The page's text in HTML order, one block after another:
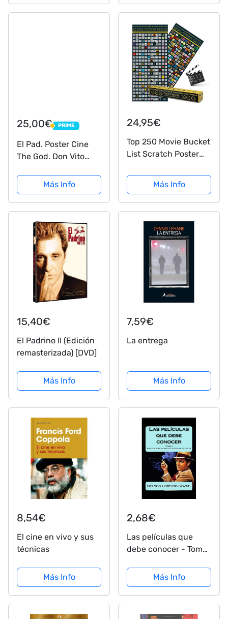
- Juegos de Mesa
Niños 14 años +
25,00€ PRIME
PRIME
El Pad. Poster Cine
The God. Don Vito
Hecho a Mano
Regalos Originales
para Hombre y Mujer
Salon Modernos
Hogar Handmade...
Más Info
24,95€
Top 250 Movie Bucket
List Scratch Poster
de guía de películas
para rascar con las
mejores películas de
todos los tiempos
como un póster...
Más Info
15,40€
El Padrino II (Edición
remasterizada) [DVD]
Más Info
7,59€
La entrega
Más Info
8,54€
El cine en vivo y sus
técnicas
Más Info
2,68€
Las películas que
debe conocer - Tomo
de la década de los
setenta
Más Info